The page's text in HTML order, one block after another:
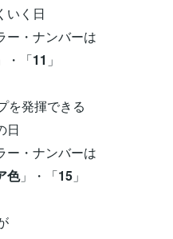
日
ンバーは
・「11 」
を発揮できる
ンバーは
色」・「15 」